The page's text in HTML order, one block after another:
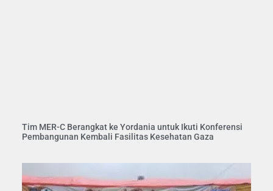
Tim MER-C Berangkat ke Yordania untuk Ikuti Konferensi
Pembangunan Kembali Fasilitas Kesehatan Gaza